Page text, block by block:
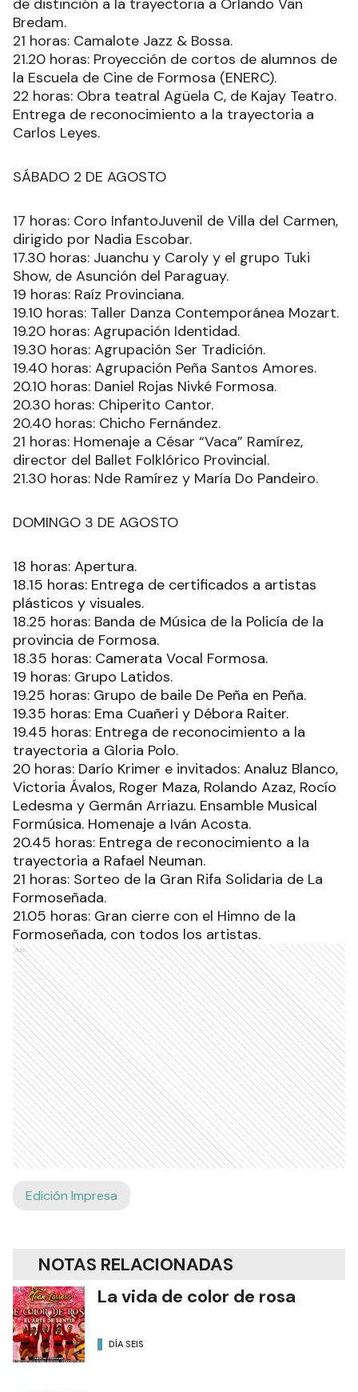
de distinción a la trayectoria a Orlando Van
Bredam.
21 horas: Camalote Jazz & Bossa.
21.20 horas: Proyección de cortos de alumnos de
la Escuela de Cine de Formosa (ENERC).
22 horas: Obra teatral Agüela C, de Kajay Teatro.
Entrega de reconocimiento a la trayectoria a
Carlos Leyes.
SÁBADO 2 DE AGOSTO
17 horas: Coro InfantoJuvenil de Villa del Carmen,
dirigido por Nadia Escobar.
17.30 horas: Juanchu y Caroly y el grupo Tuki
Show, de Asunción del Paraguay.
19 horas: Raíz Provinciana.
19.10 horas: Taller Danza Contemporánea Mozart.
19.20 horas: Agrupación Identidad.
19.30 horas: Agrupación Ser Tradición.
19.40 horas: Agrupación Peña Santos Amores.
20.10 horas: Daniel Rojas Nivké Formosa.
20.30 horas: Chiperito Cantor.
20.40 horas: Chicho Fernández.
21 horas: Homenaje a César “Vaca” Ramírez,
director del Ballet Folklórico Provincial.
21.30 horas: Nde Ramírez y María Do Pandeiro.
DOMINGO 3 DE AGOSTO
18 horas: Apertura.
18.15 horas: Entrega de certificados a artistas
plásticos y visuales.
18.25 horas: Banda de Música de la Policía de la
provincia de Formosa.
18.35 horas: Camerata Vocal Formosa.
19 horas: Grupo Latidos.
19.25 horas: Grupo de baile De Peña en Peña.
19.35 horas: Ema Cuañeri y Débora Raiter.
19.45 horas: Entrega de reconocimiento a la
trayectoria a Gloria Polo.
20 horas: Darío Krimer e invitados: Analuz Blanco,
Victoria Ávalos, Roger Maza, Rolando Azaz, Rocío
Ledesma y Germán Arriazu. Ensamble Musical
Formúsica. Homenaje a Iván Acosta.
20.45 horas: Entrega de reconocimiento a la
trayectoria a Rafael Neuman.
21 horas: Sorteo de la Gran Rifa Solidaria de La
Formoseñada.
21.05 horas: Gran cierre con el Himno de la
Formoseñada, con todos los artistas.
Ads
Edición Impresa
NOTAS RELACIONADAS
La vida de color de rosa
DÍA SEIS